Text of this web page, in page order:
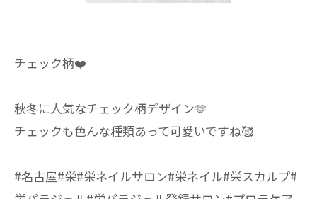
チェック柄❤️
秋冬に人気なチェック柄デザイン🫶
チェックも色んな種類あって可愛いですね🥰
#名古屋#栄#栄ネイルサロン#栄ネイル#栄スカルプ#